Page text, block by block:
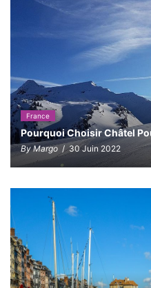
France
Pourquoi Choisir Châtel
By Margo / 30 Juin 2022